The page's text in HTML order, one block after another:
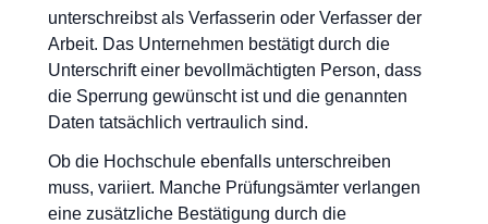
unterschreibst als Verfasserin oder Verfasser der
Arbeit. Das Unternehmen bestätigt durch die
Unterschrift einer bevollmächtigten Person, dass
die Sperrung gewünscht ist und die genannten
Daten tatsächlich vertraulich sind.
Ob die Hochschule ebenfalls unterschreiben
muss, variiert. Manche Prüfungsämter verlangen
eine zusätzliche Bestätigung durch die